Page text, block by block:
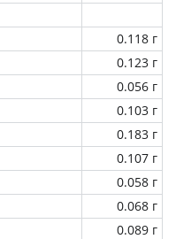
0.118 г
0.123 г
0.056 г
0.103 г
0.183 г
0.107 г
0.058 г
0.068 г
0.089 г